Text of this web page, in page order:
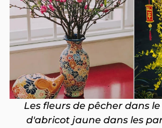
Les fleurs de pêcher dans
d'abricot jaune dans les